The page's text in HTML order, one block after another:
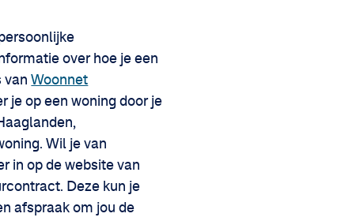
over hoe je een
vanWoonnet
je op een woning door je
Wil je van
in op de website van
Deze kun je
afspraak om jou de